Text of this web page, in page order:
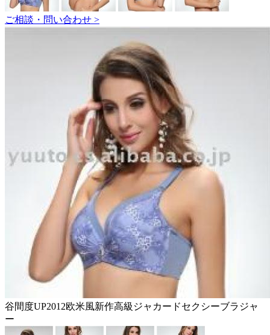
ご相談・問い合わせ >
谷間度UP2012欧米風新作高級ジャカードセクシーブラジャ
ー